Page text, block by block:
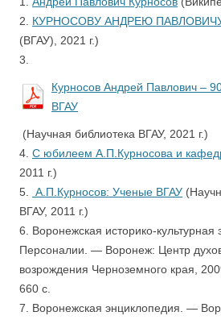
2. КУРНОСОВУ АНДРЕЮ
(ВГАУ), 2021 г.)
3.
Курносов Андрей Павлович –
ВГАУ
(Научная библиотека ВГАУ, 2021 г.)
4. С юбилеем А.П.Курносова и
2011 г.)
5.
А.П.Курносов: Ученые ВГАУ
ВГАУ, 2011 г.)
6. Воронежская историко-культурная
Персоналии. — Воронеж: Центр
возрождения Черноземного края,
660 с.
7. Воронежская энциклопедия. —